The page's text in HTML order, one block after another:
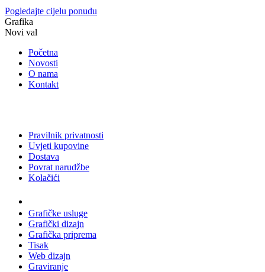
Pogledajte cijelu ponudu
Grafika
Novi val
Početna
Novosti
O nama
Kontakt
Pravilnik privatnosti
Uvjeti kupovine
Dostava
Povrat narudžbe
Kolačići
Grafičke usluge
Grafički dizajn
Grafička priprema
Tisak
Web dizajn
Graviranje